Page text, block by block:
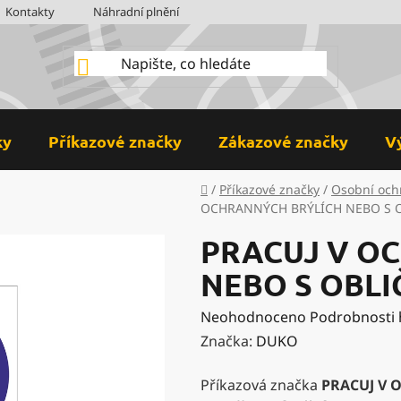
Kontakty Náhradní plnění
Příkazové značky Zákazové značky
Domů
/ Příkazové značky / Osobní
OCHRANNÝCH BRÝLÍCH NEBO S
PRACUJ V
NEBO S
Průměrné
hodnocení
je
Neohodnoceno Podrobnosti
Značka: DUKO
Příkazová značka PRACUJ V